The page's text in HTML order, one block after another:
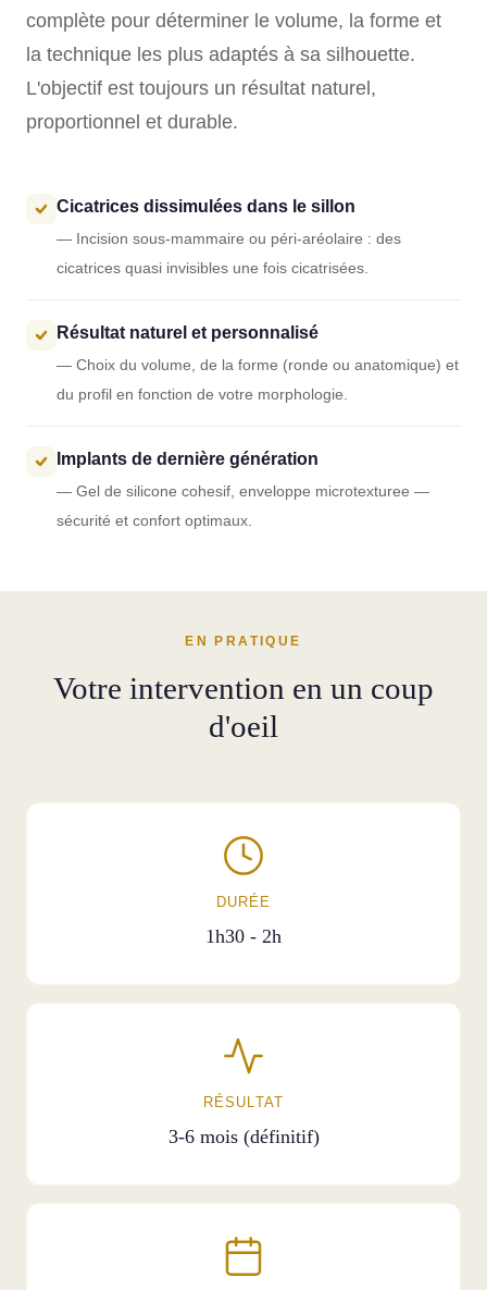
complète pour déterminer le volume, la forme et
la technique les plus adaptés à sa silhouette.
L'objectif est toujours un résultat naturel,
proportionnel et durable.
Cicatrices dissimulées dans le sillon
— Incision sous-mammaire ou péri-aréolaire : des
cicatrices quasi invisibles une fois cicatrisées.
Résultat naturel et personnalisé
— Choix du volume, de la forme (ronde ou anatomique) et
du profil en fonction de votre morphologie.
Implants de dernière génération
— Gel de silicone cohesif, enveloppe microtexturee —
sécurité et confort optimaux.
EN PRATIQUE
Votre intervention en un coup
d'oeil
DURÉE
1h30 - 2h
RÉSULTAT
3-6 mois (définitif)